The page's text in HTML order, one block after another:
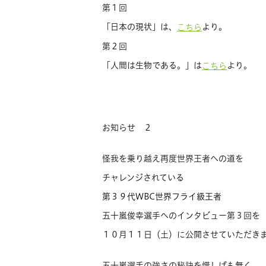
第１回
「日本の現状」は、 こちら より。
第２回
「人間は生物である。」は こちら より。
お知らせ ２
怪我を乗り越え再度世界王者への道を
チャレンジされている
第３９代WBC世界フライ級王者
五十嵐俊幸選手へのインタビュー第３回を
１０月１１日（土）に公開させていただき